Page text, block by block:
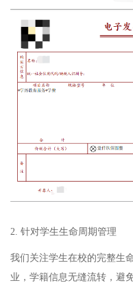
2. 针对学生生命周期管理
我们关注学生在校的完整生
业，学籍信息无缝流转，避